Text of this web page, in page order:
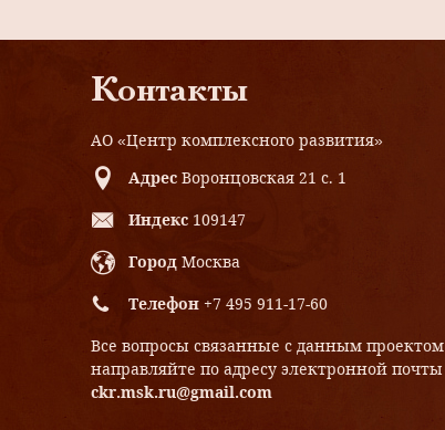
Контакты
АО «Центр комплексного развития»
Адрес Воронцовская 21 с. 1
Индекс 109147
Город Москва
Телефон +7 495 911-17-60
Все вопросы связанные с данным проектом
направляйте по адресу электронной почты
ckr.msk.ru@gmail.com